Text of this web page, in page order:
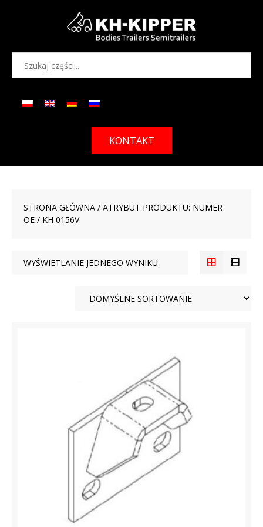
KONTAKT
STRONA GŁÓWNA / ATRYBUT PRODUKTU: NUMER
OE / KH 0156V
WYŚWIETLANIE JEDNEGO WYNIKU